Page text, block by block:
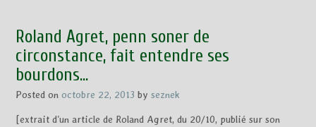
Roland Agret, penn soner de
circonstance, fait entendre ses
bourdons…
Posted on octobre 22, 2013 by seznek
[extrait d’un article de Roland Agret, du 20/10, publié sur son